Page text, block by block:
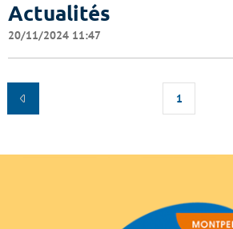
Actualités
20/11/2024 11:47
1